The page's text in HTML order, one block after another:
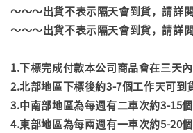
～～～出貨不表示隔天會到貨，請詳
～～～出貨不表示隔天會到貨，請詳
1.下標完成付款本公司商品會在三天
2.北部地區下標後約3-7個工作天可到
3.中南部地區為每週有二車次約3-15
4.東部地區為每兩週有一車次約5-20